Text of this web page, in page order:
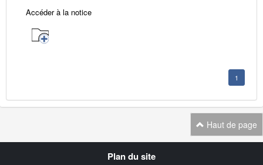
Accéder à la notice
1
Haut de page
Plan du site